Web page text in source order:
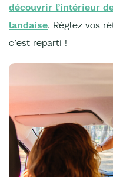
découvrir l’intérieur
landaise. Réglez vos
c’est reparti !